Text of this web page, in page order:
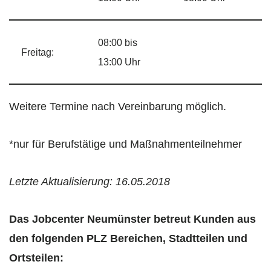
Freitag:
08:00 bis
13:00 Uhr
Weitere Termine nach Vereinbarung möglich.
*nur für Berufstätige und Maßnahmenteilnehmer
Letzte Aktualisierung: 16.05.2018
Das Jobcenter Neumünster betreut Kunden aus
den folgenden PLZ Bereichen, Stadtteilen und
Ortsteilen: